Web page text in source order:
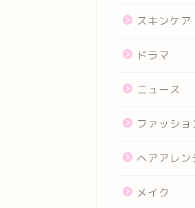
スキンケア
ドラマ
ニュース
ファッショ
ヘアアレン
メイク